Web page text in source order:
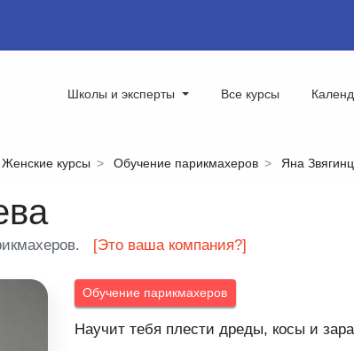
Школы и эксперты Все курсы
Женские курсы Обучение парикмахеров Яна
[Это ваша компания?]
Обучение парикмахеров
Научит тебя плести дреды, косы и